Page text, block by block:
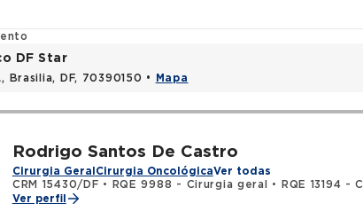
DF Star
Brasilia, DF, 70390150 • Mapa
Rodrigo Santos De Castro
Cirurgia Geral Cirurgia OncológicaVer todas
CRM 15430/DF • RQE 9988 - Cirurgia geral •
RQE 13194 - Cancerologia/cancerologia cirúrgica
Ver perfil